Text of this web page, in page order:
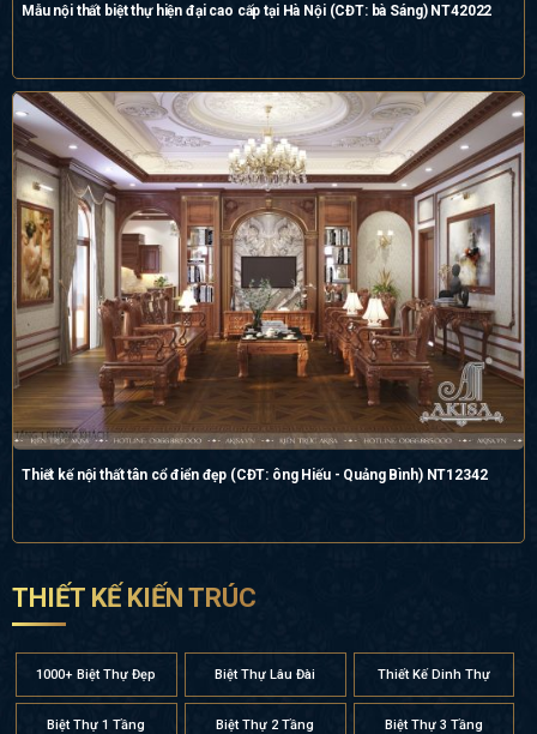
Mẫu nội thất biệt thự hiện đại cao cấp tại Hà Nội (CĐT: bà Sáng) NT42022
Thiết kế nội thất tân cổ điển đẹp (CĐT: ông Hiếu - Quảng Bình) NT12342
THIẾT KẾ KIẾN TRÚC
1000+ Biệt Thự Đẹp Biệt Thự Lâu Đài Thiết Kế Dinh Thự
Biệt Thự 1 Tầng Biệt Thự 2 Tầng Biệt Thự 3 Tầng